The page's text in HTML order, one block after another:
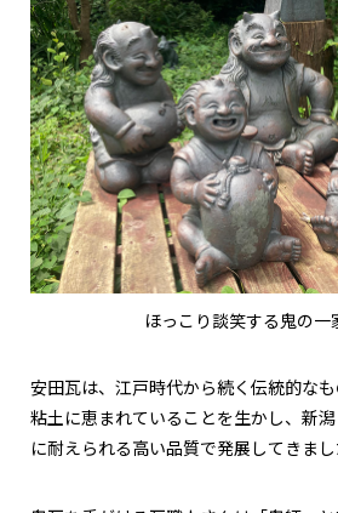
ほっこり談笑する鬼の一
安田瓦は、江戸時代から続く伝統的な
粘土に恵まれていることを生かし、新
に耐えられる高い品質で発展してきまし